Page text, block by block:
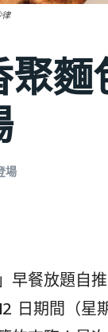
場
早餐放題自
期間（星